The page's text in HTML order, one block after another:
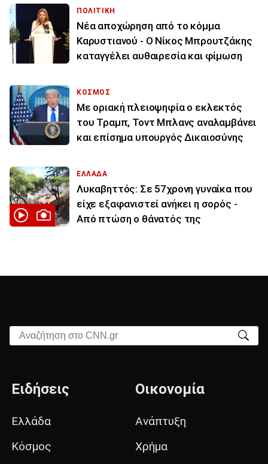
ΠΟΛΙΤΙΚΗ
Νέα αποχώρηση από το κόμμα
Καρυστιανού - Ο Νίκος Μπρουτζάκης
καταγγέλει αυθαιρεσία και φίμωση
ΚΟΣΜΟΣ
Με οριακή πλειοψηφία ο εκλεκτός
του Τραμπ, Τοντ Μπλανς αναλαμβάνει
και επίσημα υπουργός Δικαιοσύνης
ΕΛΛΑΔΑ
Λυκαβηττός: Σε 57χρονη γυναίκα που
είχε εξαφανιστεί ανήκει η σορός -
Από πτώση ο θάνατός της
Αναζήτηση στο CNN.gr
Ειδήσεις
Ελλάδα
Κόσμος
Οικονομία
Ανάπτυξη
Χρήμα